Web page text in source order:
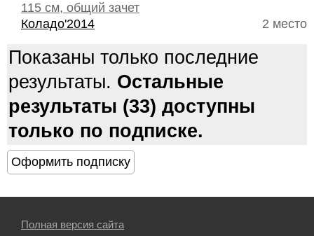
115 см, общий зачет
2 место
Коладо'2014
Показаны только последние
результаты. Остальные
результаты (33) доступны
только по подписке.
Полная версия сайта